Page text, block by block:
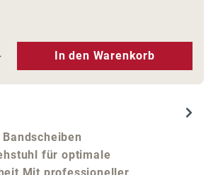
Gib den
In den Warenkorb
für optimale